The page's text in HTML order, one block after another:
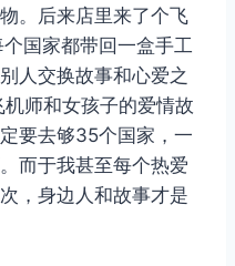
。后来店里来了个飞
国家都带回一盒手工
人交换故事和心爱之
师和女孩子的爱情故
要去够35个国家，一
而于我甚至每个热爱
，身边人和故事才是